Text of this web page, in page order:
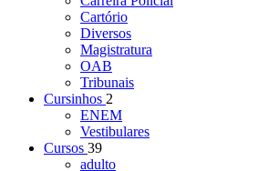
Cartório
Diversos
Magistratura
OAB
Tribunais
Cursinhos 2
ENEM
Vestibulares
Cursos 39
adulto